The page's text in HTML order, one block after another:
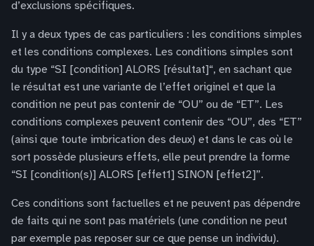
d’exclusions spécifiques.
Il y a deux types de cas particuliers : les conditions simples
et les conditions complexes. Les conditions simples sont
du type “SI [condition] ALORS [résultat]“, en sachant que
le résultat est une variante de l’effet originel et que la
condition ne peut pas contenir de “OU” ou de “ET”. Les
conditions complexes peuvent contenir des “OU”, des “ET”
(ainsi que toute imbrication des deux) et dans le cas où le
sort possède plusieurs effets, elle peut prendre la forme
“SI [condition(s)] ALORS [effet1] SINON [effet2]”.
Ces conditions sont factuelles et ne peuvent pas dépendre
de faits qui ne sont pas matériels (une condition ne peut
par exemple pas reposer sur ce que pense un individu).